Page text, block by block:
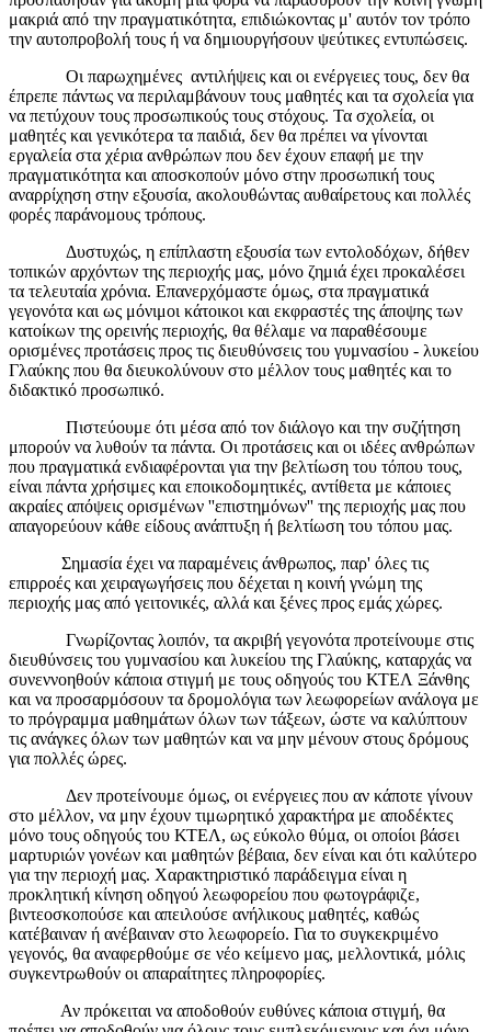
μακριά από την πραγματικότητα, επιδιώκοντας μ' αυτόν τον τρόπο
την αυτοπροβολή τους ή να δημιουργήσουν ψεύτικες εντυπώσεις.
Οι παρωχημένες αντιλήψεις και οι ενέργειες τους, δεν θα
έπρεπε πάντως να περιλαμβάνουν τους μαθητές και τα σχολεία για
να πετύχουν τους προσωπικούς τους στόχους. Τα σχολεία, οι
μαθητές και γενικότερα τα παιδιά, δεν θα πρέπει να γίνονται
εργαλεία στα χέρια ανθρώπων που δεν έχουν επαφή με την
πραγματικότητα και αποσκοπούν μόνο στην προσωπική τους
αναρρίχηση στην εξουσία, ακολουθώντας αυθαίρετους και πολλές
φορές παράνομους τρόπους.
Δυστυχώς, η επίπλαστη εξουσία των εντολοδόχων, δήθεν
τοπικών αρχόντων της περιοχής μας, μόνο ζημιά έχει προκαλέσει
τα τελευταία χρόνια. Επανερχόμαστε όμως, στα πραγματικά
γεγονότα και ως μόνιμοι κάτοικοι και εκφραστές της άποψης των
κατοίκων της ορεινής περιοχής, θα θέλαμε να παραθέσουμε
ορισμένες προτάσεις προς τις διευθύνσεις του γυμνασίου - λυκείου
Γλαύκης που θα διευκολύνουν στο μέλλον τους μαθητές και το
διδακτικό προσωπικό.
Πιστεύουμε ότι μέσα από τον διάλογο και την συζήτηση
μπορούν να λυθούν τα πάντα. Οι προτάσεις και οι ιδέες ανθρώπων
που πραγματικά ενδιαφέρονται για την βελτίωση του τόπου τους,
είναι πάντα χρήσιμες και εποικοδομητικές, αντίθετα με κάποιες
ακραίες απόψεις ορισμένων ''επιστημόνων'' της περιοχής μας που
απαγορεύουν κάθε είδους ανάπτυξη ή βελτίωση του τόπου μας.
Σημασία έχει να παραμένεις άνθρωπος, παρ' όλες τις
επιρροές και χειραγωγήσεις που δέχεται η κοινή γνώμη της
περιοχής μας από γειτονικές, αλλά και ξένες προς εμάς χώρες.
Γνωρίζοντας λοιπόν, τα ακριβή γεγονότα προτείνουμε στις
διευθύνσεις του γυμνασίου και λυκείου της Γλαύκης, καταρχάς να
συνεννοηθούν κάποια στιγμή με τους οδηγούς του ΚΤΕΛ Ξάνθης
και να προσαρμόσουν τα δρομολόγια των λεωφορείων ανάλογα με
το πρόγραμμα μαθημάτων όλων των τάξεων, ώστε να καλύπτουν
τις ανάγκες όλων των μαθητών και να μην μένουν στους δρόμους
για πολλές ώρες.
Δεν προτείνουμε όμως, οι ενέργειες που αν κάποτε γίνουν
στο μέλλον, να μην έχουν τιμωρητικό χαρακτήρα με αποδέκτες
μόνο τους οδηγούς του ΚΤΕΛ, ως εύκολο θύμα, οι οποίοι βάσει
μαρτυριών γονέων και μαθητών βέβαια, δεν είναι και ότι καλύτερο
για την περιοχή μας. Χαρακτηριστικό παράδειγμα είναι η
προκλητική κίνηση οδηγού λεωφορείου που φωτογράφιζε,
βιντεοσκοπούσε και απειλούσε ανήλικους μαθητές, καθώς
κατέβαιναν ή ανέβαιναν στο λεωφορείο. Για το συγκεκριμένο
γεγονός, θα αναφερθούμε σε νέο κείμενο μας, μελλοντικά, μόλις
συγκεντρωθούν οι απαραίτητες πληροφορίες.
Αν πρόκειται να αποδοθούν ευθύνες κάποια στιγμή, θα